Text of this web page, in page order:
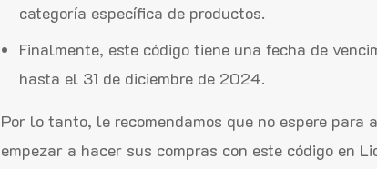
categoría específica de productos.
Finalmente, este código tiene una fecha de
hasta el 31 de diciembre de 2024.
Por lo tanto, le recomendamos que no espere para
empezar a hacer sus compras con este código en